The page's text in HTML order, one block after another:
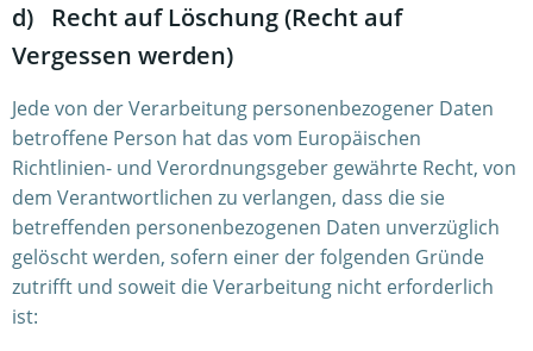
d) Recht auf Löschung (Recht auf
Vergessen werden)
Jede von der Verarbeitung personenbezogener Daten
betroffene Person hat das vom Europäischen
Richtlinien- und Verordnungsgeber gewährte Recht, von
dem Verantwortlichen zu verlangen, dass die sie
betreffenden personenbezogenen Daten unverzüglich
gelöscht werden, sofern einer der folgenden Gründe
zutrifft und soweit die Verarbeitung nicht erforderlich
ist: